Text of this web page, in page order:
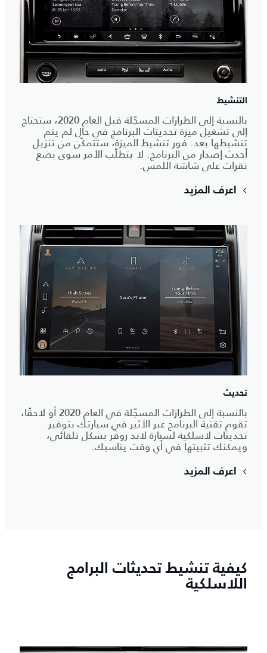
التنشيط
بالنسبة إلى الطرازات المسجّلة قبل العام 2020، ستحتاج
إلى تشغيل ميزة تحديثات البرنامج في حال لم يتم
تنشيطها بعد. فور تنشيط الميزة، ستتمكّن من تنزيل
أحدث إصدار من البرنامج. لا يتطلّب الأمر سوى بضع
نقرات على شاشة اللمس.
اعرف المزيد
تحديث
بالنسبة إلى الطرازات المسجّلة في العام 2020 أو لاحقًا،
تقوم تقنية البرنامج عبر الأثير في سيارتك بتوفير
تحديثات لاسلكية لسيارة لاند روڤر بشكل تلقائي،
ويمكنك تثبيتها في أي وقت يناسبك.
اعرف المزيد
كيفية تنشيط تحديثات البرامج
اللاسلكية